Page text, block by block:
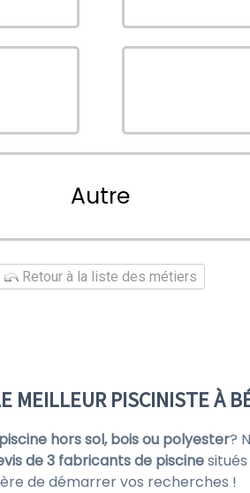
Autre
Retour à la liste des métiers
MEILLEUR PISCINISTE À
hors sol, bois ou polyester?
de 3 fabricants de piscine
de démarrer vos recherches !